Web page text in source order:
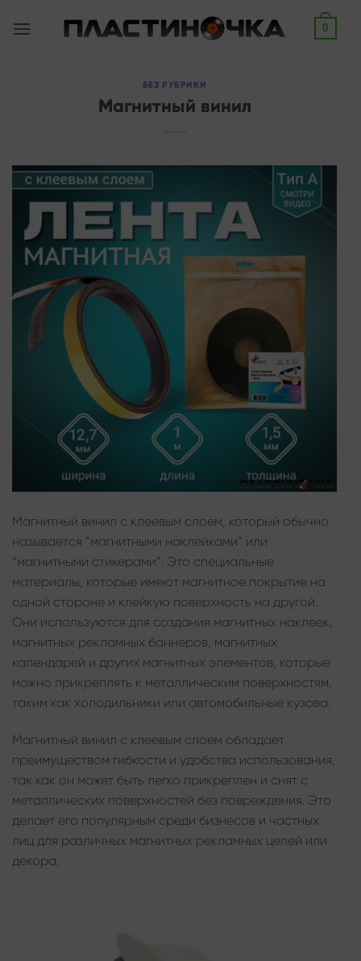
0
БЕЗ РУБРИКИ
Магнитный винил
Магнитный винил с клеевым слоем, который обычно
называется “магнитными наклейками” или
“магнитными стикерами”. Это специальные
материалы, которые имеют магнитное покрытие на
одной стороне и клейкую поверхность на другой.
Они используются для создания магнитных наклеек,
магнитных рекламных баннеров, магнитных
календарей и других магнитных элементов, которые
можно прикреплять к металлическим поверхностям,
таким как холодильники или автомобильные кузова.
Магнитный винил с клеевым слоем обладает
преимуществом гибкости и удобства использования,
так как он может быть легко прикреплен и снят с
металлических поверхностей без повреждения. Это
делает его популярным среди бизнесов и частных
лиц для различных магнитных рекламных целей или
декора.